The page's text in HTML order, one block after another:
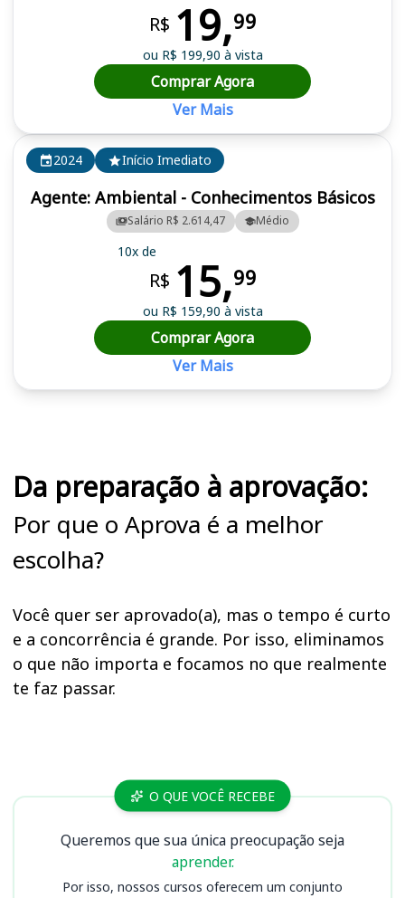
2024 Início Imediato
Agente: Ambiental - Conhecimentos Básicos
Salário R$ 2.614,47 Médio
10x de
R$ 15,99
ou R$ 159,90 à vista
Comprar Agora
Ver Mais
R$ 19,99
ou R$ 199,90 à vista
Comprar Agora
Ver Mais
Da preparação à aprovação:
Por que o Aprova é a melhor
escolha?
Você quer ser aprovado(a), mas o tempo é curto
e a concorrência é grande. Por isso, eliminamos
o que não importa e focamos no que realmente
te faz passar.
Cursos O QUE VOCÊ RECEBE
Queremos que sua única preocupação seja
aprender.
Por isso, nossos cursos oferecem um conjunto